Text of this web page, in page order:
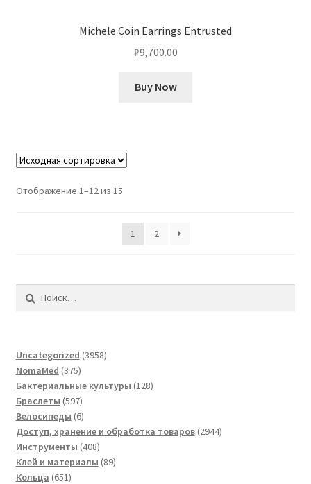
Michele Coin Earrings Entrusted
₽9,700.00
Buy Now
Отображение 1–12 из 15
1 2
Uncategorized 39583958
NomaMed 375375
товаров
Бактериальные культуры 128128
Браслеты 597597
товаров
Велосипеды 66
товаров
Доступ, хранение и обработка товаров 29442944
Инструменты 408408
товаров
Клей и материалы 8989
Кольца 651651